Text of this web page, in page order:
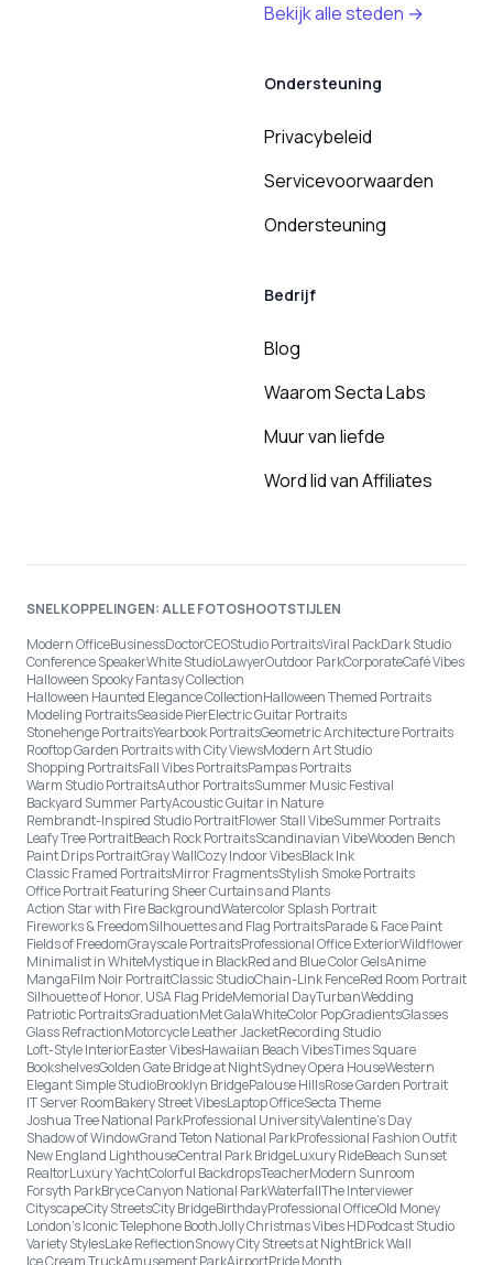
Bekijk alle steden →
Ondersteuning
Privacybeleid
Servicevoorwaarden
Ondersteuning
Bedrijf
Blog
Waarom Secta Labs
Muur van liefde
Word lid van Affiliates
SNELKOPPELINGEN: ALLE FOTOSHOOTSTIJLEN
Modern OfficeBusinessDoctorCEOStudio PortraitsViral PackDark Studio
Conference SpeakerWhite StudioLawyerOutdoor ParkCorporateCafé Vibes
Halloween Spooky Fantasy Collection
Halloween Haunted Elegance CollectionHalloween Themed Portraits
Modeling PortraitsSeaside PierElectric Guitar Portraits
Stonehenge PortraitsYearbook PortraitsGeometric Architecture Portraits
Rooftop Garden Portraits with City ViewsModern Art Studio
Shopping PortraitsFall Vibes PortraitsPampas Portraits
Warm Studio PortraitsAuthor PortraitsSummer Music Festival
Backyard Summer PartyAcoustic Guitar in Nature
Rembrandt-Inspired Studio PortraitFlower Stall VibeSummer Portraits
Leafy Tree PortraitBeach Rock PortraitsScandinavian VibeWooden Bench
Paint Drips PortraitGray WallCozy Indoor VibesBlack Ink
Classic Framed PortraitsMirror FragmentsStylish Smoke Portraits
Office Portrait Featuring Sheer Curtains and Plants
Action Star with Fire BackgroundWatercolor Splash Portrait
Fireworks & FreedomSilhouettes and Flag PortraitsParade & Face Paint
Fields of FreedomGrayscale PortraitsProfessional Office ExteriorWildflower
Minimalist in WhiteMystique in BlackRed and Blue Color GelsAnime
MangaFilm Noir PortraitClassic StudioChain-Link FenceRed Room Portrait
Silhouette of Honor, USA Flag PrideMemorial DayTurbanWedding
Patriotic PortraitsGraduationMet GalaWhiteColor PopGradientsGlasses
Glass RefractionMotorcycle Leather JacketRecording Studio
Loft-Style InteriorEaster VibesHawaiian Beach VibesTimes Square
BookshelvesGolden Gate Bridge at NightSydney Opera HouseWestern
Elegant Simple StudioBrooklyn BridgePalouse HillsRose Garden Portrait
IT Server RoomBakery Street VibesLaptop OfficeSecta Theme
Joshua Tree National ParkProfessional UniversityValentine's Day
Shadow of WindowGrand Teton National ParkProfessional Fashion Outfit
New England LighthouseCentral Park BridgeLuxury RideBeach Sunset
RealtorLuxury YachtColorful BackdropsTeacherModern Sunroom
Forsyth ParkBryce Canyon National ParkWaterfallThe Interviewer
CityscapeCity StreetsCity BridgeBirthdayProfessional OfficeOld Money
London’s Iconic Telephone BoothJolly Christmas Vibes HDPodcast Studio
Variety StylesLake ReflectionSnowy City Streets at NightBrick Wall